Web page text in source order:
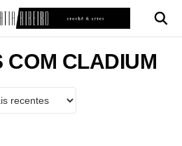
COM CLADIUM